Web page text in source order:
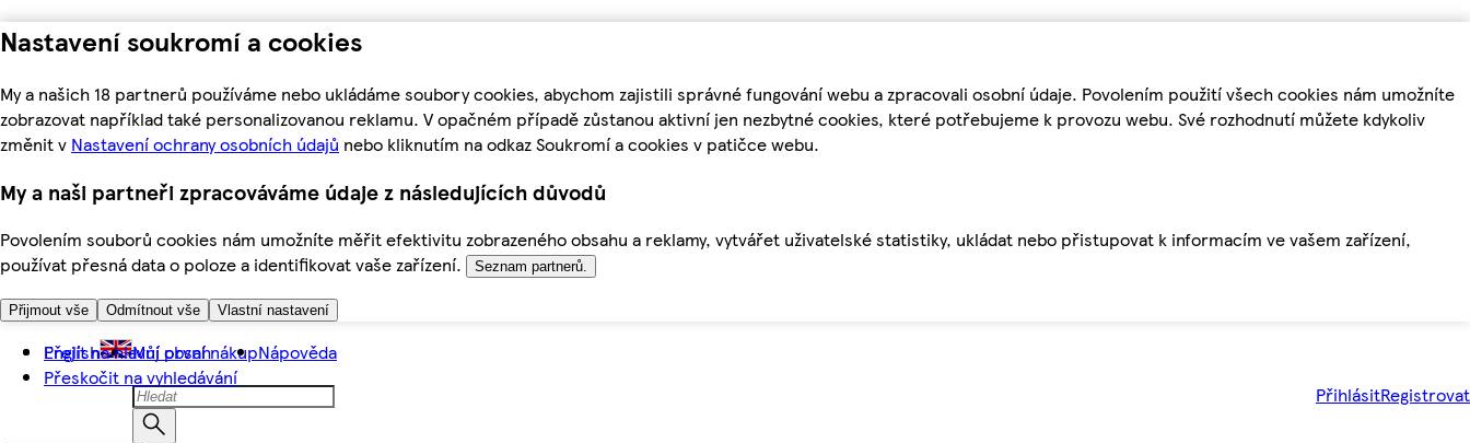
Nastavení soukromí a cookies
My a našich 18 partnerů používáme nebo ukládáme soubory cookies, abychom zajistili správné fungování webu a zpracovali osobní údaje. Povolením použití všech cookies nám umožníte
zobrazovat například také personalizovanou reklamu. V opačném případě zůstanou aktivní jen nezbytné cookies, které potřebujeme k provozu webu. Své rozhodnutí můžete kdykoliv
změnit v Nastavení ochrany osobních údajů nebo kliknutím na odkaz Soukromí a cookies v patičce webu.
My a naši partneři zpracováváme údaje z následujících důvodů
Povolením souborů cookies nám umožníte měřit efektivitu zobrazeného obsahu a reklamy, vytvářet uživatelské statistiky, ukládat nebo přistupovat k informacím ve vašem zařízení,
používat přesná data o poloze a identifikovat vaše zařízení.
Seznam partnerů.
Přijmout vše Odmítnout vše Vlastní nastavení
Přejít na hlavní obsah
Přeskočit na vyhledávání
English Můj první nákupNápověda
PřihlásitRegistrovat